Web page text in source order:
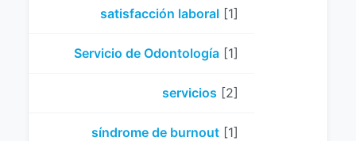
satisfacción laboral [1]
Servicio de Odontología [1]
servicios [2]
síndrome de burnout [1]